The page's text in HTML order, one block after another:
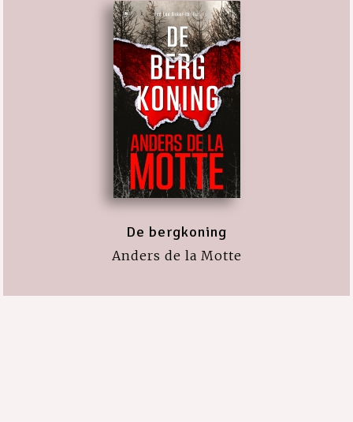
De bergkoning
Anders de la Motte